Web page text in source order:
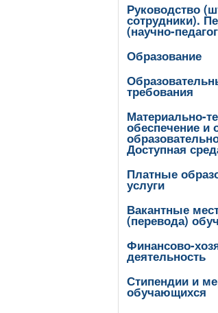
Руководство
сотрудники).
(научно-
Образование
требования
Материально-
обеспечение и
Доступная
Платные
услуги
Вакантные
(перевода)
Финансово-
деятельность
Стипендии и
обучающихся